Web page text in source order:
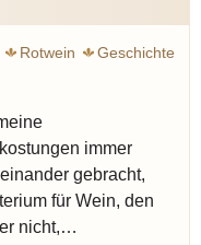
Rotwein
Geschichte
immer
gebracht,
für Wein, den
nicht,…